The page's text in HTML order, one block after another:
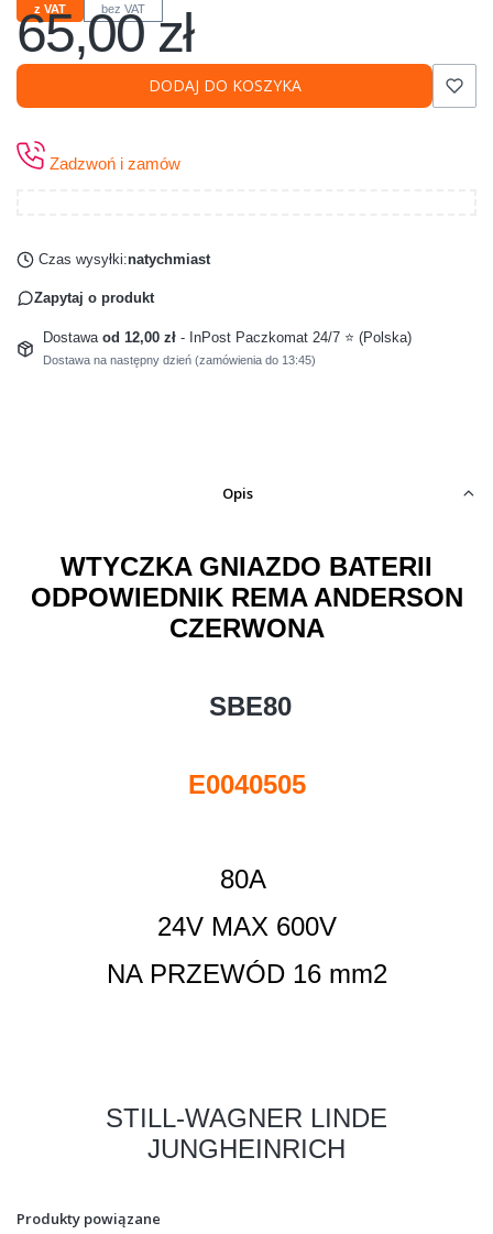
z VAT bez VAT
Cena
65,00 zł
DODAJ DO KOSZYKA
Zadzwoń i zamów
Czas wysyłki:natychmiast
Zapytaj o produkt
Dostawa od 12,00 zł - InPost Paczkomat 24/7 ⭐ (Polska)
Dostawa na następny dzień (zamówienia do 13:45)
Opis
WTYCZKA GNIAZDO BATERII
ODPOWIEDNIK REMA ANDERSON
CZERWONA
SBE80
E0040505
80A
24V MAX 600V
NA PRZEWÓD 16 mm2
STILL-WAGNER LINDE
JUNGHEINRICH
Produkty powiązane